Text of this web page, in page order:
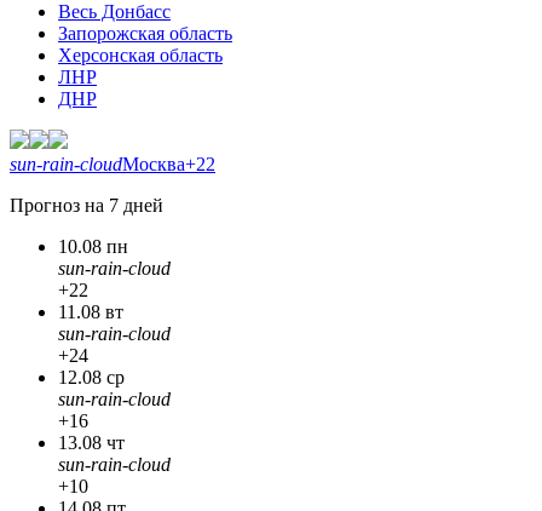
Весь Донбасс
Запорожская область
Херсонская область
ЛНР
ДНР
sun-rain-cloudМосква+22
Прогноз на 7 дней
10.08 пн
sun-rain-cloud
+22
11.08 вт
sun-rain-cloud
+24
12.08 ср
sun-rain-cloud
+16
13.08 чт
sun-rain-cloud
+10